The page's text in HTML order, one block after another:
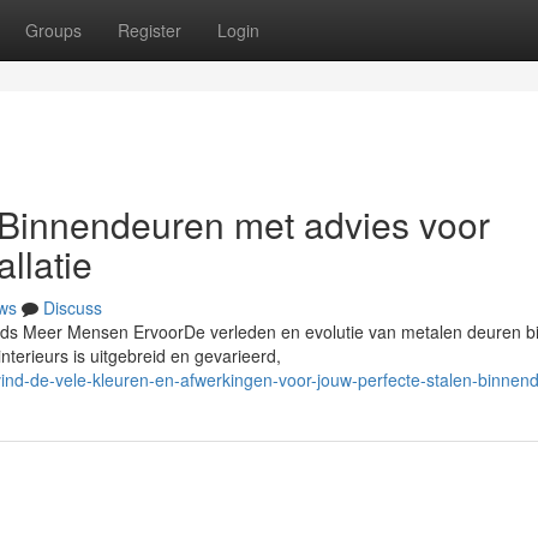
Groups Register Login
met advies voor
Discuss
Meer Mensen ErvoorDe verleden en evolutie van metalen deuren
is uitgebreid en gevarieerd,
de-vele-kleuren-en-afwerkingen-voor-jouw-perfecte-stalen-